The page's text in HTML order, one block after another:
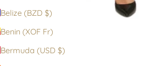
Belize (BZD $)
Benin (XOF Fr)
Bermuda (USD $)